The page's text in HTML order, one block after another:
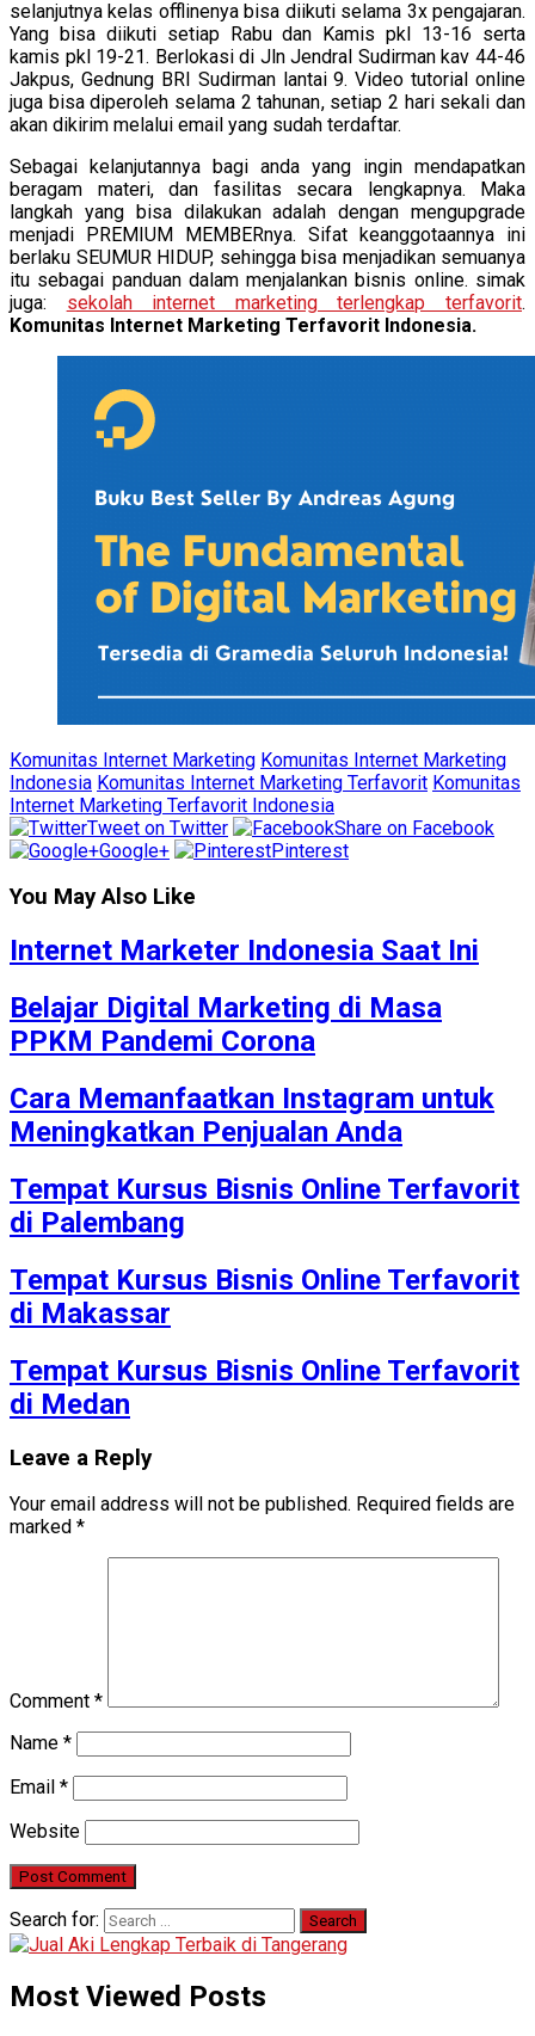
selanjutnya kelas offlinenya bisa diikuti selama 3x pengajaran.
Yang bisa diikuti setiap Rabu dan Kamis pkl 13-16 serta
kamis pkl 19-21. Berlokasi di Jln Jendral Sudirman kav 44-46
Jakpus, Gednung BRI Sudirman lantai 9. Video tutorial online
juga bisa diperoleh selama 2 tahunan, setiap 2 hari sekali dan
akan dikirim melalui email yang sudah terdaftar.
Sebagai kelanjutannya bagi anda yang ingin mendapatkan
beragam materi, dan fasilitas secara lengkapnya. Maka
langkah yang bisa dilakukan adalah dengan mengupgrade
menjadi PREMIUM MEMBERnya. Sifat keanggotaannya ini
berlaku SEUMUR HIDUP, sehingga bisa menjadikan semuanya
itu sebagai panduan dalam menjalankan bisnis online. simak
juga: sekolah internet marketing terlengkap terfavorit.
Komunitas Internet Marketing Terfavorit Indonesia.
Komunitas Internet Marketing Komunitas Internet Marketing
Indonesia Komunitas Internet Marketing Terfavorit Komunitas
Internet Marketing Terfavorit Indonesia
Tweet on Twitter
Share on Facebook
Google+
Pinterest
You May Also Like
Internet Marketer Indonesia Saat Ini
Belajar Digital Marketing di Masa
PPKM Pandemi Corona
Cara Memanfaatkan Instagram untuk
Meningkatkan Penjualan Anda
Tempat Kursus Bisnis Online Terfavorit
di Palembang
Tempat Kursus Bisnis Online Terfavorit
di Makassar
Tempat Kursus Bisnis Online Terfavorit
di Medan
Leave a Reply
Your email address will not be published. Required fields are
marked *
Comment *
Name *
Email *
Website
Search for:
Most Viewed Posts